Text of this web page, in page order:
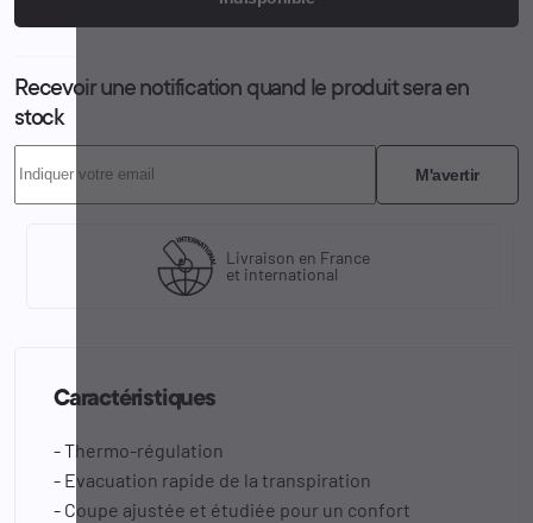
Recevoir une notification quand le produit sera en
stock
M'avertir
Livraison en France
et international
Caractéristiques
- Thermo-régulation
- Evacuation rapide de la transpiration
- Coupe ajustée et étudiée pour un confort